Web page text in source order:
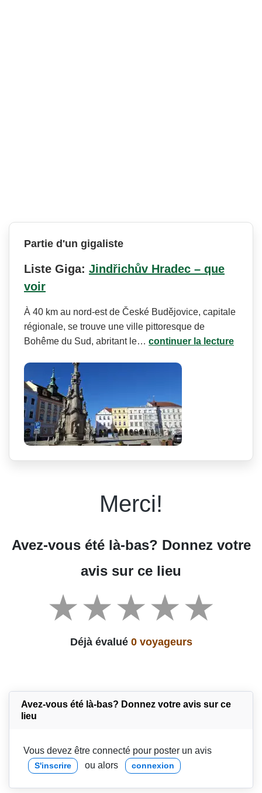
Partie d'un gigaliste
Liste Giga: Jindřichův Hradec – que
voir
À 40 km au nord-est de České Budějovice, capitale
régionale, se trouve une ville pittoresque de
Bohême du Sud, abritant le… continuer la lecture
Merci!
Avez-vous été là-bas? Donnez votre
avis sur ce lieu
Déjà évalué 0 voyageurs
Avez-vous été là-bas? Donnez votre avis sur ce
lieu
Vous devez être connecté pour poster un avis
S'inscrire ou alors connexion